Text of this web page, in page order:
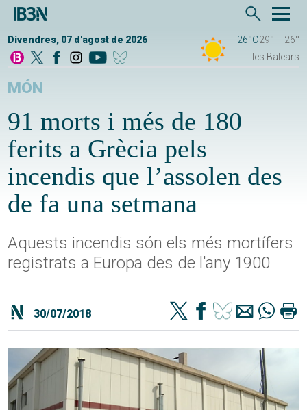
Divendres, 07 d'agost de 2026 26°C29°
26°
Illes Balears
MÓN
91 morts i més de 180
ferits a Grècia pels
incendis que l’assolen des
de fa una setmana
Aquests incendis són els més mortífers
registrats a Europa des de l'any 1900
30/07/2018